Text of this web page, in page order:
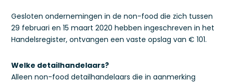
Gesloten ondernemingen in de non-food die zich tussen
29 februari en 15 maart 2020 hebben ingeschreven in het
Handelsregister, ontvangen een vaste opslag van € 101.
Welke detailhandelaars?
Alleen non-food detailhandelaars die in aanmerking